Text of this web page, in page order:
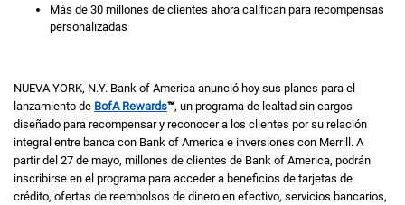
Más de 30 millones de clientes ahora califican para recompensas
personalizadas
NUEVA YORK, New York
N.Y. Bank of America anunció hoy sus planes para el
lanzamiento de B of A
BofARewards™, un programa de lealtad sin cargos
diseñado para recompensar y reconocer a los clientes por su relación
integral entre banca con Bank of America e inversiones con Merrill. A
partir del 27 de mayo, millones de clientes de Bank of America, podrán
inscribirse en el programa para acceder a beneficios de tarjetas de
crédito, ofertas de reembolsos de dinero en efectivo, servicios bancarios,